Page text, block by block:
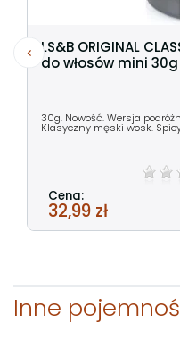
LS&B ORIGINAL
do włosów mini 30g
30g. Nowość. Wersja
Klasyczny męski wosk.
Cena:
32,99 zł
Inne